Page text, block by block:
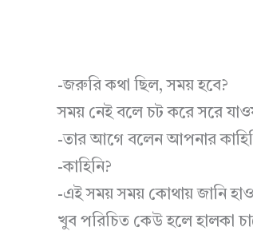
-জরুরি কথা ছিল, সময় হবে?
সময় নেই বলে চট করে সরে
-তার আগে বলেন আপনার
-কাহিনি?
-এই সময় সময় কোথায় জানি
খুব পরিচিত কেউ হলে হালকা